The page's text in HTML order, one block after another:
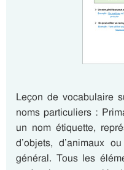
Leçon de vocabulaire
noms particuliers :
un nom étiquette,
d’objets, d’animaux
général. Tous les